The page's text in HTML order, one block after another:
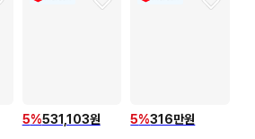
5%531,103원 5%316만원